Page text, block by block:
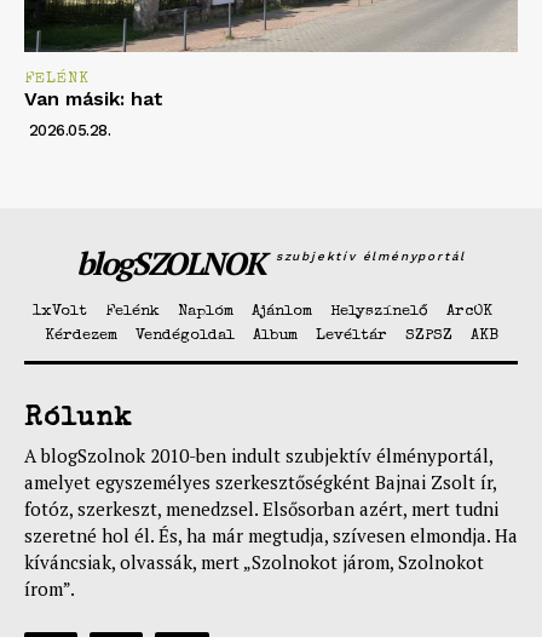
FELÉNK
Van másik: hat
2026.05.28.
blogSZOLNOK szubjektív élményportál
1xVolt Felénk Naplóm Ajánlom Helyszínelő
ArcOK
Kérdezem
Vendégoldal Album Levéltár SZPSZ AKB
Rólunk
A blogSzolnok 2010-ben indult szubjektív élményportál,
amelyet egyszemélyes szerkesztőségként Bajnai Zsolt ír,
fotóz, szerkeszt, menedzsel. Elsősorban azért, mert tudni
szeretné hol él. És, ha már megtudja, szívesen elmondja. Ha
kíváncsiak, olvassák, mert „Szolnokot járom, Szolnokot
írom”.